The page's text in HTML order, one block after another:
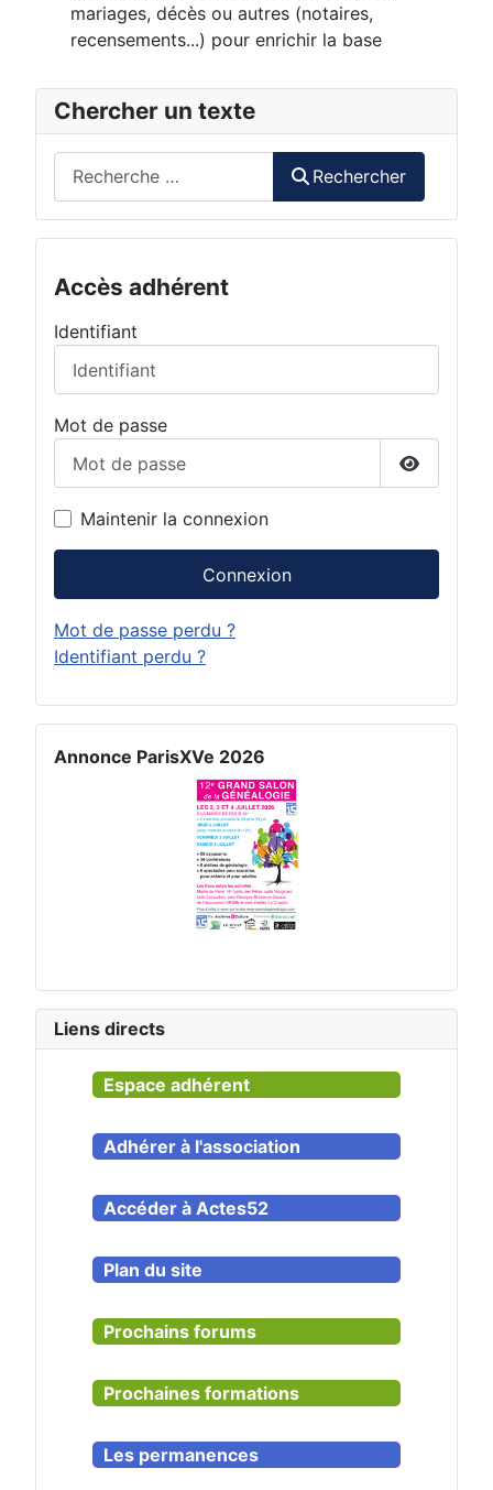
Chercher un texte
Rechercher
Accès adhérent
Identifiant
Mot de passe
Afficher
Maintenir la connexion
Connexion
Mot de passe perdu ?
Identifiant perdu ?
Annonce ParisXVe 2026
Liens directs
Espace adhérent
Adhérer à l'association
Accéder à Actes52
Plan du site
Prochains forums
Prochaines formations
Les permanences
mariages, décès ou autres (notaires,
recensements...) pour enrichir la base